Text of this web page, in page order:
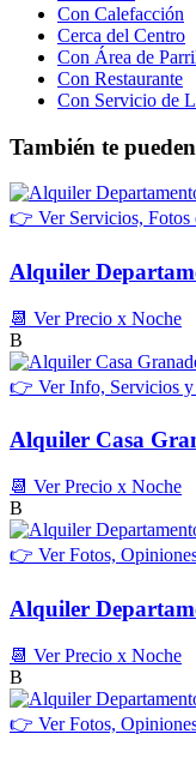
Con Calefacción
Cerca del Centro
Con Área de
Con Restaurante
Con Servicio de
También te
👉 Ver Servicios, Fotos
Alquiler
📆 Ver Precio x Noche
B
👉 Ver Info, Servicios y
Alquiler Casa
📆 Ver Precio x Noche
B
👉 Ver Fotos,
Alquiler
📆 Ver Precio x Noche
B
👉 Ver Fotos,